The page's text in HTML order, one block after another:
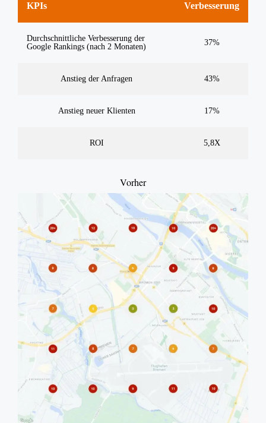
KPIs Verbesserung
Durchschnittliche Verbesserung der
Google Rankings (nach 2 Monaten)
37%
Anstieg der Anfragen 43%
Anstieg neuer Klienten 17%
ROI 5,8X
Vorher